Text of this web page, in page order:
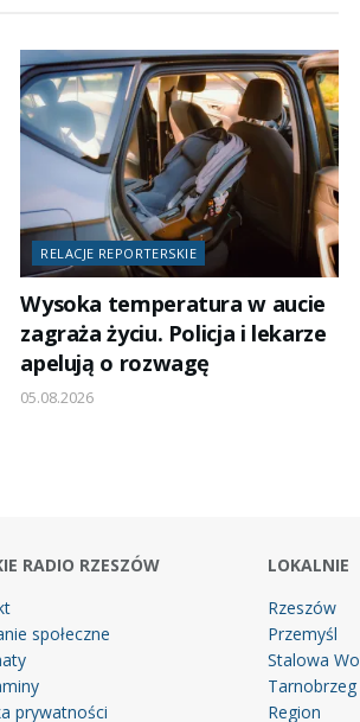
RELACJE REPORTERSKIE
Wysoka temperatura w aucie
zagraża życiu. Policja i lekarze
apelują o rozwagę
05.08.2026
RADIO RZESZÓW
społeczne
prywatności
LOKALNIE
Rzeszów
Przemyśl
Stalowa
Tarnobrzeg
Region